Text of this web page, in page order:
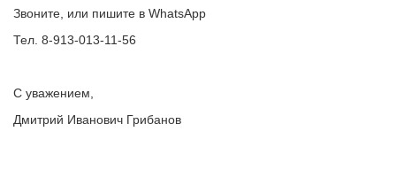
Звоните, или пишите в WhatsApp
Тел. 8-913-013-11-56
С уважением,
Дмитрий Иванович Грибанов